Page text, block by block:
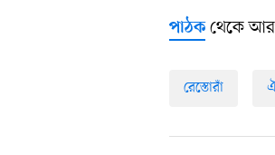
পাঠকথেকে
রেস্তোরাঁ